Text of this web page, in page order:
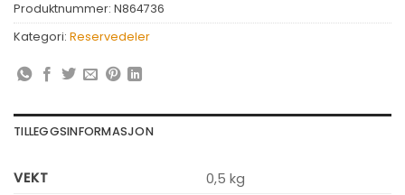
Produktnummer: N864736
Kategori: Reservedeler
TILLEGGSINFORMASJON
VEKT
0,5 kg